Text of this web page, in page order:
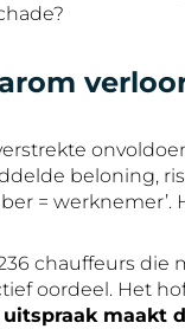
beloning,
= werknemer’.
chauffeurs die
oordeel. Het
uitspraak maakt